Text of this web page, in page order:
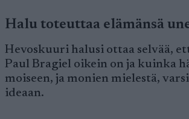
Halu toteuttaa elämänsä
Hevoskuuri halusi ottaa selvää,
Paul Bragiel oikein on ja kuinka
moiseen, ja monien mielestä,
ideaan.